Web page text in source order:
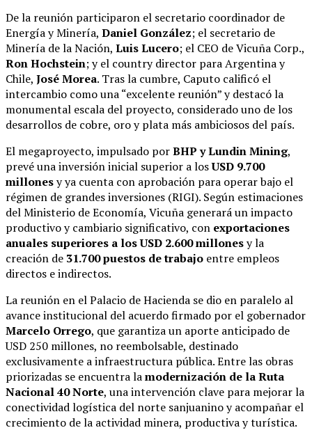
De la reunión participaron el secretario coordinador de
Energía y Minería, Daniel González; el secretario de
Minería de la Nación, Luis Lucero; el CEO de Vicuña Corp.,
Ron Hochstein; y el country director para Argentina y
Chile, José Morea. Tras la cumbre, Caputo calificó el
intercambio como una “excelente reunión” y destacó la
monumental escala del proyecto, considerado uno de los
desarrollos de cobre, oro y plata más ambiciosos del país.
El megaproyecto, impulsado porBHP y Lundin Mining,
prevé una inversión inicial superior a losUSD 9.700
millonesy ya cuenta con aprobación para operar bajo el
régimen de grandes inversiones (RIGI). Según estimaciones
del Ministerio de Economía, Vicuña generará un impacto
productivo y cambiario significativo, con exportaciones
anuales superiores a los USD 2.600 millonesy la
creación de 31.700 puestos de trabajo entre empleos
directos e indirectos.
La reunión en el Palacio de Hacienda se dio en paralelo al
avance institucional del acuerdo firmado por el gobernador
Marcelo Orrego, que garantiza un aporte anticipado de
USD 250 millones, no reembolsable, destinado
exclusivamente a infraestructura pública. Entre las obras
priorizadas se encuentra lamodernización de la Ruta
Nacional 40 Norte, una intervención clave para mejorar la
conectividad logística del norte sanjuanino y acompañar el
crecimiento de la actividad minera, productiva y turística.